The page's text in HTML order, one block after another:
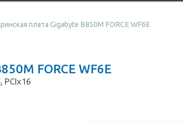
плата Gigabyte B850M FORCE WF6E
FORCE WF6E
PCIx16